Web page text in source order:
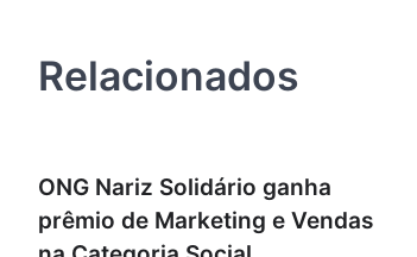
Relacionados
ONG Nariz Solidário ganha
prêmio de Marketing e Vendas